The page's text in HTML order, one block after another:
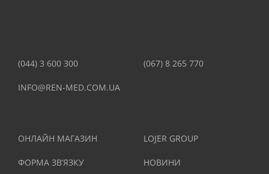
(044) 3 600 300 (067) 8 265 770
INFO@REN-MED.COM.UA
ОНЛАЙН МАГАЗИН LOJER GROUP
ФОРМА ЗВ’ЯЗКУ НОВИНИ